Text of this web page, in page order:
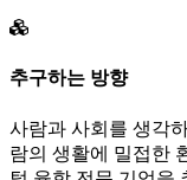
추구하는 방향
사람과 사회를 생각
람의 생활에 밀접한